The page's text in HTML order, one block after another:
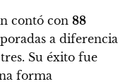
contó con 88
a diferencia
Su éxito fue
forma